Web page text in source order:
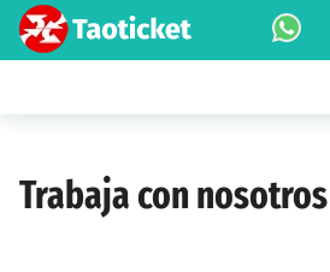
Trabaja con nosotros